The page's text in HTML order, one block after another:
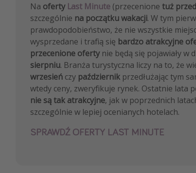
Na oferty Last Minute (przecenione tuż
szczególnie na początku wakacji. W tym
prawdopodobieństwo, że nie wszystkie
wysprzedane i trafią się bardzo atrakcyjne
przecenione ofertynie będą się pojawiały w
sierpniu. Branża turystyczna liczy na to, że
wrzesień czy październik przedłużając tym
wtedy ceny, zweryfikuje rynek. Ostatnie lata
nie są tak atrakcyjne, jak w poprzednich
szczególnie w lepiej ocenianych hotelach.
SPRAWDŹ OFERTY LAST MINUTE